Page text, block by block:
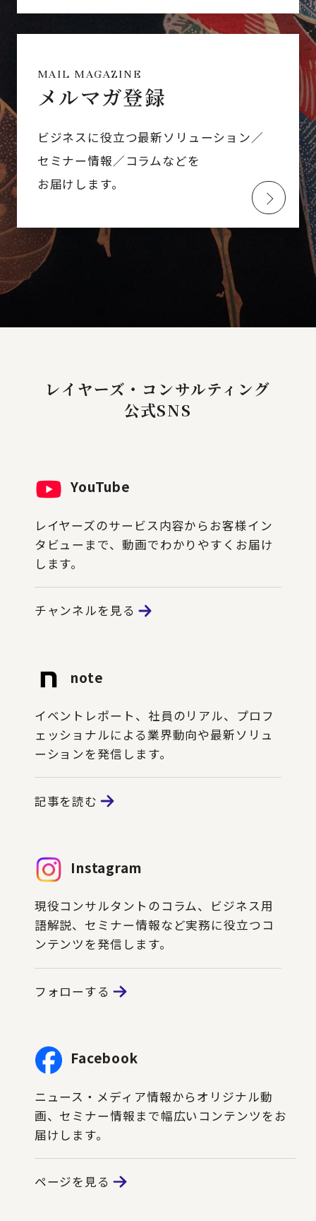
MAIL MAGAZINE
メルマガ登録
ビジネスに役立つ最新ソリューション／
セミナー情報／コラムなどを
お届けします。
レイヤーズ・コンサルティング
公式SNS
YouTube
レイヤーズのサービス内容からお客様イン
タビューまで、動画でわかりやすくお届け
します。
チャンネルを見る
note
イベントレポート、社員のリアル、プロフ
ェッショナルによる業界動向や最新ソリュ
ーションを発信します。
記事を読む
Instagram
現役コンサルタントのコラム、ビジネス用
語解説、セミナー情報など実務に役立つコ
ンテンツを発信します。
フォローする
Facebook
ニュース・メディア情報からオリジナル動
画、セミナー情報まで幅広いコンテンツをお
届けします。
ページを見る